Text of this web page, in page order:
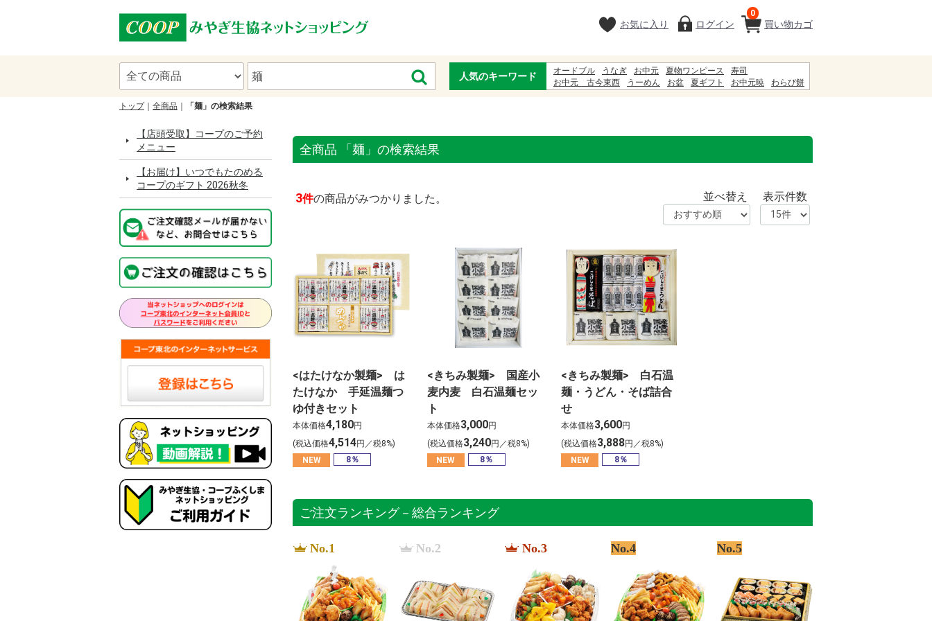
買い物カゴ
0
お気に入り ログイン
人気のキーワード オードブル うなぎ お中元 夏物ワンピース
寿司
お中元 古今東西
うーめん お盆 夏ギフト お中元暁
わらび餅
トップ 全商品 「麺」の検索結果
【店頭受取】コープのご予約
メニュー
【お届け】いつでもたのめる
コープのギフト 2026秋冬
全商品 「麺」の検索結果
3件の商品がみつかりました。 並べ替え 表示件数
<はたけなか製麺> は
たけなか 手延温麺つ
ゆ付きセット
本体価格4,180円
(税込価格4,514円／税8%)
NEW
8％
<きちみ製麺> 国産小
麦内麦 白石温麺セッ
ト
本体価格3,000円
(税込価格3,240円／税8%)
NEW
8％
<きちみ製麺> 白石温
麺・うどん・そば詰合
せ
本体価格3,600円
(税込価格3,888円／税8%)
NEW
8％
ご注文ランキング－総合ランキング
No.1 No.2 No.3 No.4 No.5